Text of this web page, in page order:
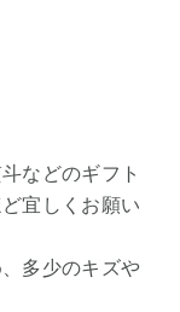
などのギフト
宜しくお願い
多少のキズや